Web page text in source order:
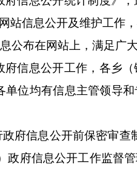
站信息公开及维护工作
布在网站上，满足广
信息公开工作，各乡
单位均有信息主管领导
府信息公开前保密审
府信息公开工作监督